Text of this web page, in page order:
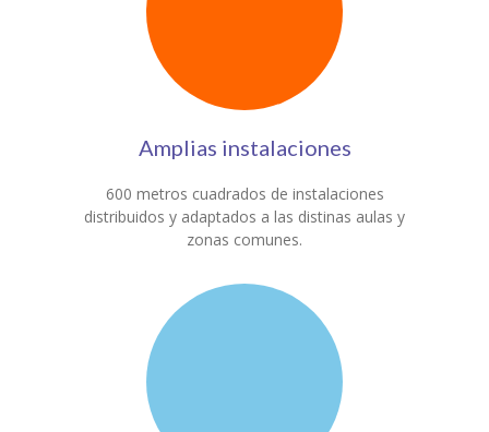
Amplias instalaciones
600 metros cuadrados de instalaciones
distribuidos y adaptados a las distinas aulas y
zonas comunes.